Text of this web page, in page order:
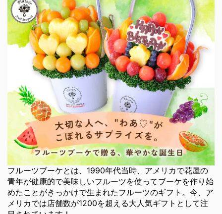
フルーツブーケとは、1990年代当時、アメリカで花屋の
青年が健康的で美味しいフルーツを使ってブーケを作り始
めたことがきっかけで生まれたフルーツのギフト。今、ア
メリカでは店舗数が1200を超える大人気ギフトとして注